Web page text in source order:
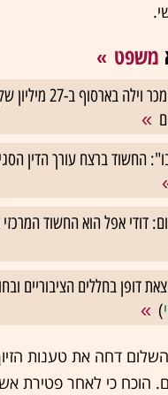
משפט
המיליארדר מכר
החשוד ברצח עורך הדין
דודי אפל הוא החשוד
דופן בחללים הציבוריים
)
דחה את טענות
הוכח כי לאחר פטירת